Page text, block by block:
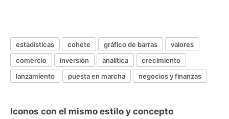
estadísticas cohete gráfico de barras
valores
comercio
inversión analítica
crecimiento
lanzamiento
puesta en marcha negocios y finanzas
Iconos con el mismo estilo y concepto